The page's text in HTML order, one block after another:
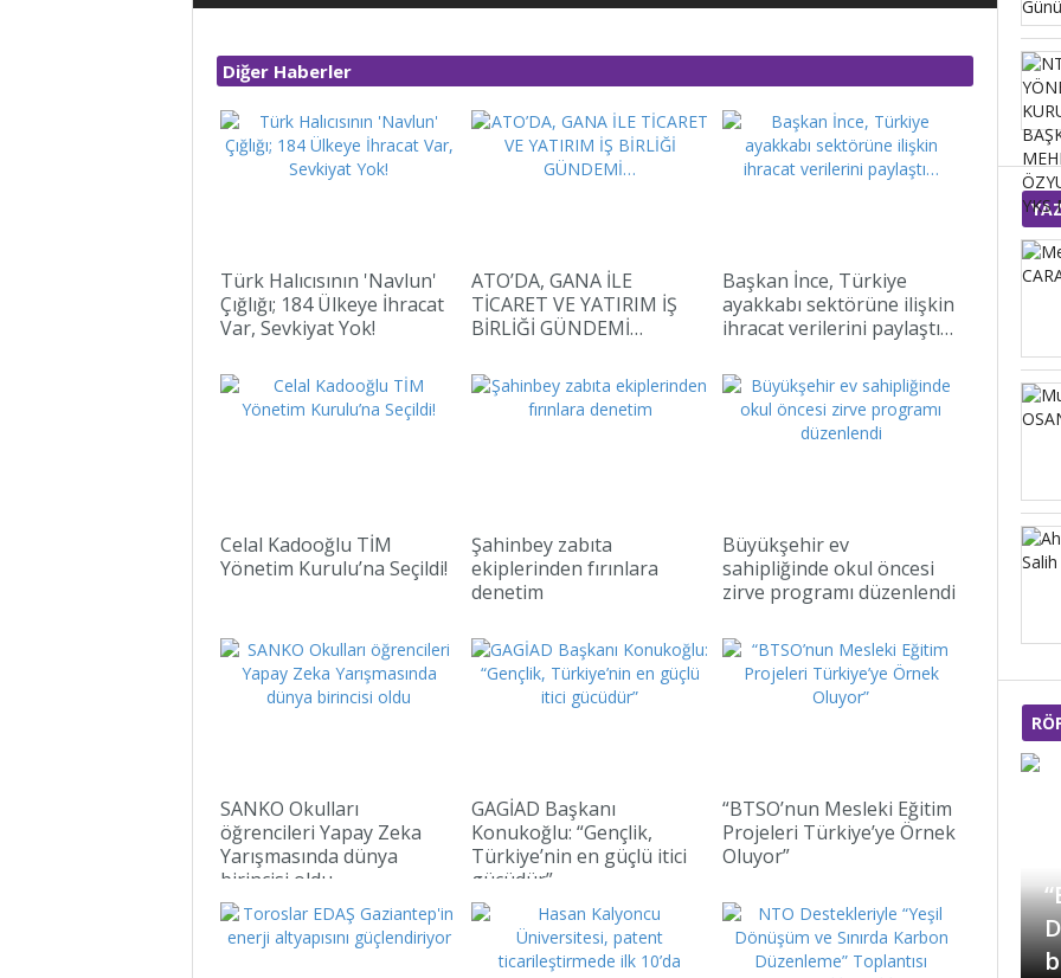
Diğer Haberler
Türk Halıcısının 'Navlun'
Çığlığı; 184 Ülkeye İhracat
Var, Sevkiyat Yok!
ATO’DA, GANA İLE
TİCARET VE YATIRIM İŞ
BİRLİĞİ GÜNDEMİ…
Başkan İnce, Türkiye
ayakkabı sektörüne ilişkin
ihracat verilerini paylaştı…
Celal Kadooğlu TİM
Yönetim Kurulu’na Seçildi!
Şahinbey zabıta
ekiplerinden fırınlara
denetim
Büyükşehir ev
sahipliğinde okul öncesi
zirve programı düzenlendi
SANKO Okulları
öğrencileri Yapay Zeka
Yarışmasında dünya
birincisi oldu
GAGİAD Başkanı
Konukoğlu: “Gençlik,
Türkiye’nin en güçlü itici
gücüdür”
“BTSO’nun Mesleki Eğitim
Projeleri Türkiye’ye Örnek
Oluyor”
“Türkiye Mücevher
sektöründe Dünya’da
markalaşmayı
amaçlamalı”